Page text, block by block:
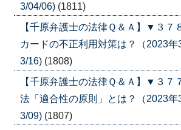
3/04/06) (1811)
【千原弁護士の法律Ｑ＆Ａ】▼３
カードの不正利用対策は？（2023
3/16) (1808)
【千原弁護士の法律Ｑ＆Ａ】▼３
法「適合性の原則」とは？（2023年
3/09) (1807)